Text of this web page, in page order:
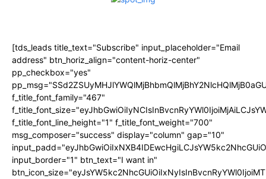
[tds_leads title_text="Subscribe" input_placeholder="Email
address" btn_horiz_align="content-horiz-center"
pp_checkbox="yes"
f_title_font_family="467"
f_title_font_line_height="1" f_title_font_weight="700"
msg_composer="success" display="column" gap="10"
input_border="1" btn_text="I want in"